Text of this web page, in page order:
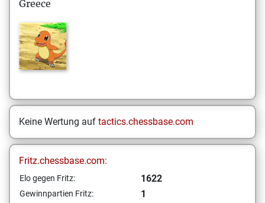
Greece
Keine Wertung auf tactics.chessbase.com
Fritz.chessbase.com:
Elo gegen Fritz: 1622
Gewinnpartien Fritz: 1